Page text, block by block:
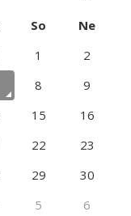
So
Ne
1
2
8
9
15
16
22
23
29
30
5 6